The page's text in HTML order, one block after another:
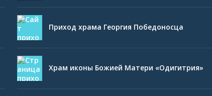
Приход храма Георгия Победоносца
Храм иконы Божией Матери «Одигитрия»